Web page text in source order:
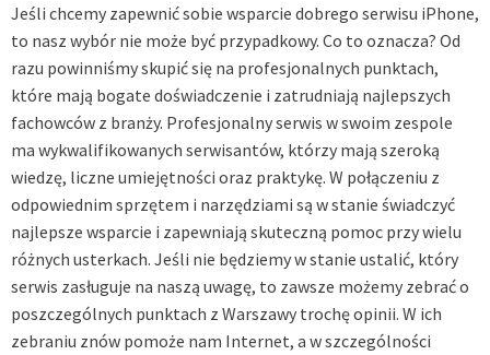
Jeśli chcemy zapewnić sobie wsparcie dobrego serwisu iPhone,
to nasz wybór nie może być przypadkowy. Co to oznacza? Od
razu powinniśmy skupić się na profesjonalnych punktach,
które mają bogate doświadczenie i zatrudniają najlepszych
fachowców z branży. Profesjonalny serwis w swoim zespole
ma wykwalifikowanych serwisantów, którzy mają szeroką
wiedzę, liczne umiejętności oraz praktykę. W połączeniu z
odpowiednim sprzętem i narzędziami są w stanie świadczyć
najlepsze wsparcie i zapewniają skuteczną pomoc przy wielu
różnych usterkach. Jeśli nie będziemy w stanie ustalić, który
serwis zasługuje na naszą uwagę, to zawsze możemy zebrać o
poszczególnych punktach z Warszawy trochę opinii. W ich
zebraniu znów pomoże nam Internet, a w szczególności